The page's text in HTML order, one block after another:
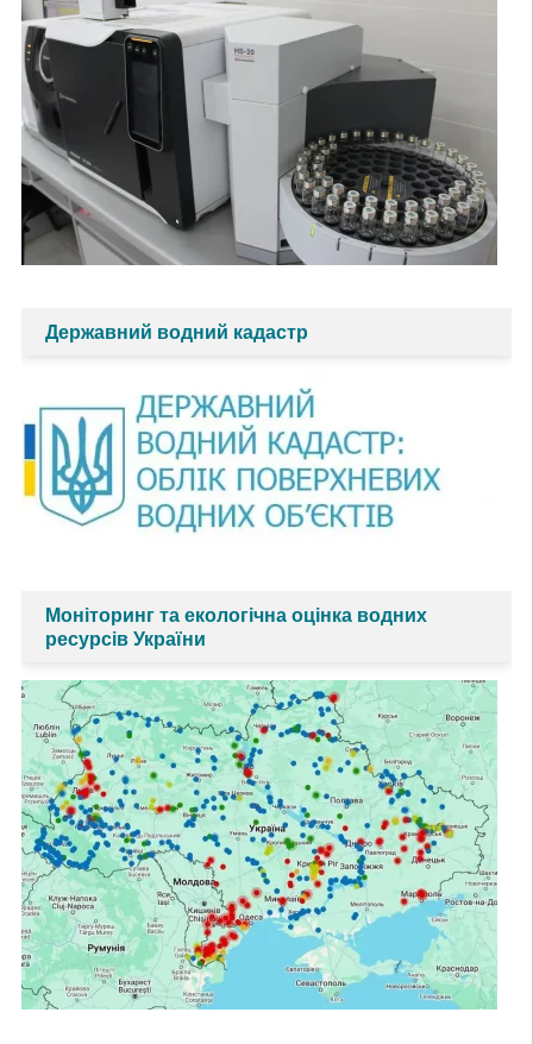
Державний водний кадастр
Моніторинг та екологічна оцінка водних
ресурсів України